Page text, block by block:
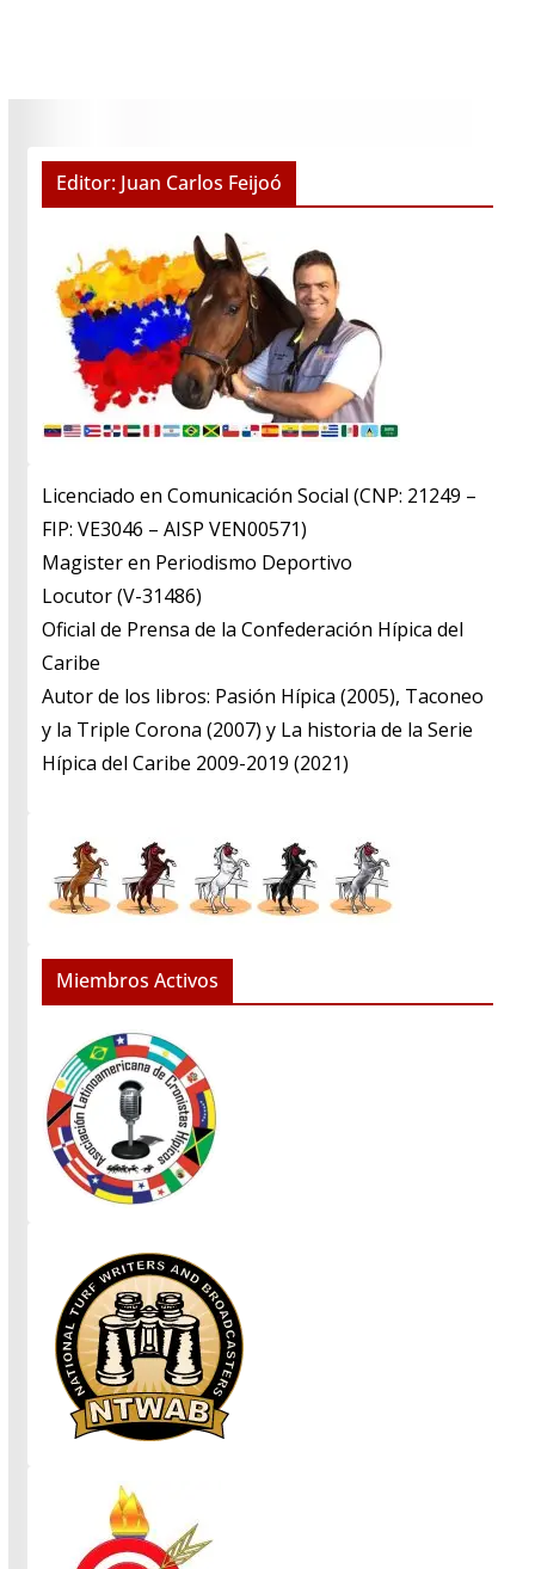
Editor: Juan Carlos Feijoó
Licenciado en Comunicación Social (CNP: 21249 –
FIP: VE3046 – AISP VEN00571)
​Magister en Periodismo Deportivo
​Locutor (V-31486)
​Oficial de Prensa de la Confederación Hípica del
Caribe
​Autor de los libros: Pasión Hípica (2005), Taconeo
y la Triple Corona (2007) y La historia de la Serie
Hípica del Caribe 2009-2019 (2021)
Miembros Activos